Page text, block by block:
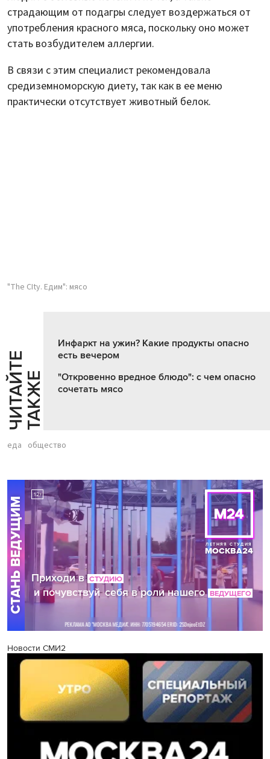
страдающим от подагры следует воздержаться от
употребления красного мяса, поскольку оно может
стать возбудителем аллергии.
В связи с этим специалист рекомендовала
средиземноморскую диету, так как в ее меню
практически отсутствует животный белок.
"The CIty. Едим": мясо
Ч
И
Т
АЙ
Т
Е
Т
А
К
ЖЕ
Инфаркт на ужин? Какие продукты опасно
есть вечером
"Откровенно вредное блюдо": с чем опасно
сочетать мясо
еда общество
Новости СМИ2